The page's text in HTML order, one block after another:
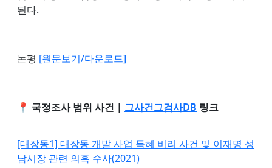
된다.
논평 [원문보기/다운로드]
📍 국정조사 범위 사건 | 그사건그검사DB 링크
[대장동1] 대장동 개발 사업 특혜 비리 사건 및 이재명 성
남시장 관련 의혹 수사(2021)